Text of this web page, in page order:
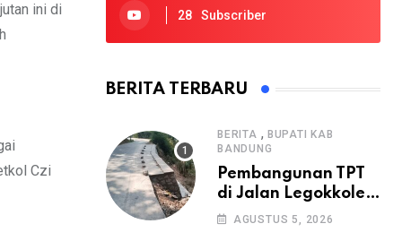
ini di
Czi
28 Subscriber
BERITA TERBARU
BERITA , BUPATI KAB
BANDUNG
Pembangunan TPT
di Jalan Legokkole
Rawabogo Disorot
AGUSTUS 5, 2026